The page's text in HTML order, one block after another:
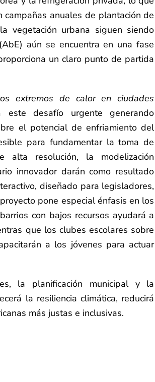
anuales de plantación de
vegetación urbana siguen siendo
aún se encuentra en una fase
un claro punto de partida
extremos de calor en ciudades
desafío urgente generando
el potencial de enfriamiento del
para fundamentar la toma de
resolución, la modelización
innovador darán como resultado
diseñado para legisladores,
pone especial énfasis en los
con bajos recursos ayudará a
que los clubes escolares sobre
a los jóvenes para actuar
la planificación municipal y la
la resiliencia climática, reducirá
más justas e inclusivas.